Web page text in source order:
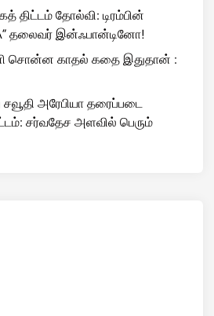
திட்டம் தோல்வி: டிரம்பின்
தலைவர் இன்ஃபான்டினோ!
சொன்ன காதல் கதை இதுதான் :
அரேபியா தரைப்படை
சர்வதேச அளவில் பெரும்